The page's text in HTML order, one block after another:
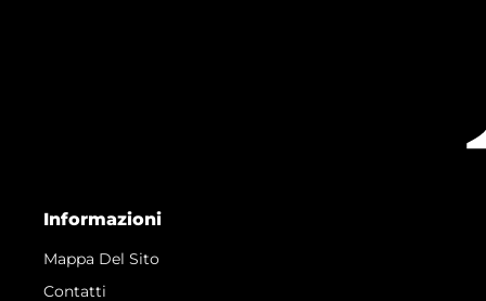
Informazioni
Mappa Del Sito
Contatti